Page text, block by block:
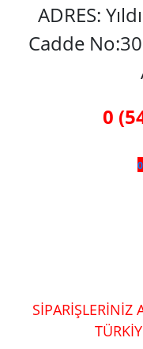
ADRES:
Cadde
0
SİPARİŞLERİNİZ